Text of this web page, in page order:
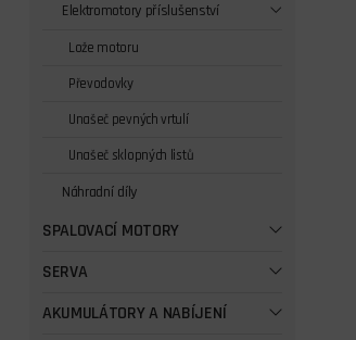
Elektromotory příslušenství
Lože motoru
Převodovky
Unašeč pevných vrtulí
Unašeč sklopných listů
Náhradní díly
SPALOVACÍ MOTORY
SERVA
AKUMULÁTORY A NABÍJENÍ